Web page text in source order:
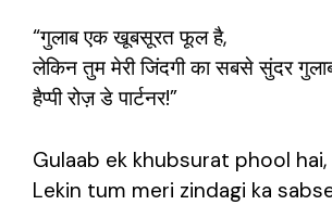
“गुलाब एक खूबसूरत फूल है,
लेकिन तुम मेरी जिंदगी का सबसे सुंदर
हैप्पी रोज़ डे पार्टनर!”
Gulaab ek khubsurat phool hai,
Lekin tum meri zindagi ka